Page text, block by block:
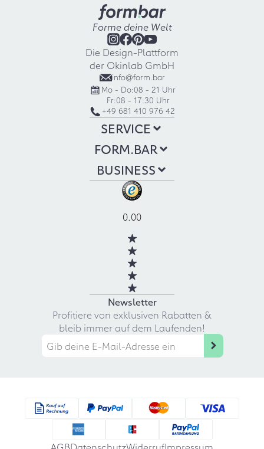
Forme deine Welt
Die Design-Plattform
der Okinlab GmbH
info@form.bar
Mo - Do:08 - 21 Uhr
Fr:08 - 17:30 Uhr
+49 681 410 976 42
SERVICE
FORM.BAR
BUSINESS
0.00
Newsletter
Profitiere von exklusiven Rabatten &
bleib immer auf dem Laufenden!